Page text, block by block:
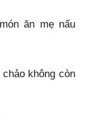
ăn mẹ nấu
không còn